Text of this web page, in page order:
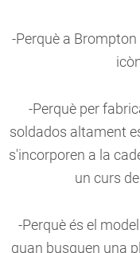
-Perquè a
-Perquè per
soldados altament
s'incorporen a la
un curs
-Perquè és el
quan busquen una